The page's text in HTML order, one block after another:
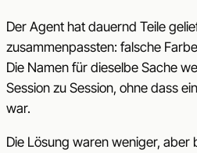
Der Agent hat dauernd Teile
zusammenpassten: falsche
Die Namen für dieselbe Sache
Session zu Session, ohne dass
war.
Die Lösung waren weniger, aber